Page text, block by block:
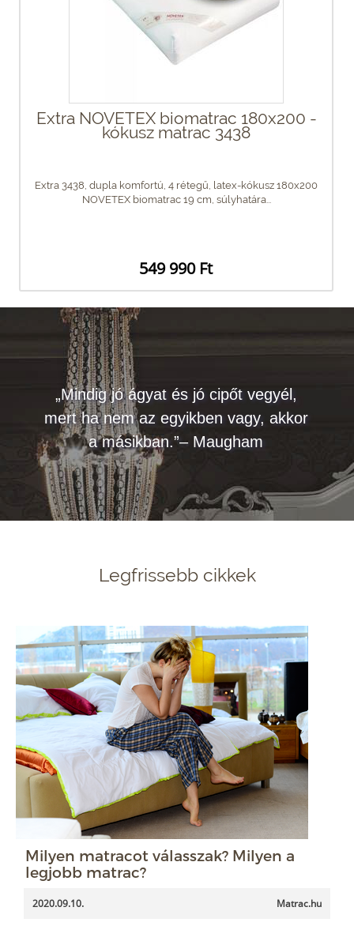
Extra NOVETEX biomatrac 180x200 -
kókusz matrac 3438
Extra 3438, dupla komfortú, 4 rétegű, latex-kókusz 180x200
NOVETEX biomatrac 19 cm, súlyhatára...
549 990 Ft
„Mindig jó ágyat és jó cipőt vegyél,
mert ha nem az egyikben vagy, akkor
a másikban.”– Maugham
Legfrissebb cikkek
Milyen matracot válasszak? Milyen a
legjobb matrac?
2020.09.10. Matrac.hu